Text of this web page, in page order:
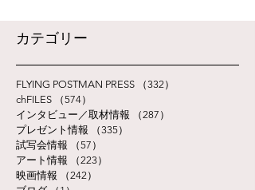
​カテゴリー
FLYING POSTMAN PRESS （332）
chFILES
（574）
インタビュー／取材情報
（287）
プレゼント情報
（335）
試写会情報
（57）
アート情報
（223）
映画情報
（242）